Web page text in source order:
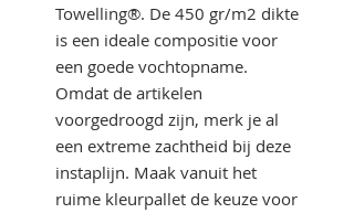
Towelling®. De 450 gr/m2 dikte
is een ideale compositie voor
een goede vochtopname.
Omdat de artikelen
voorgedroogd zijn, merk je al
een extreme zachtheid bij deze
instaplijn. Maak vanuit het
ruime kleurpallet de keuze voor